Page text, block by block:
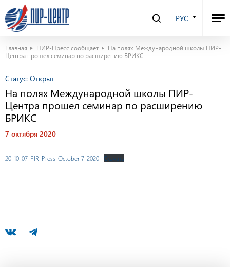
РУС
Главная ПИР-Пресс сообщает
На полях Международной школы ПИР-
Центра прошел семинар по расширению БРИКС
Статус: Открыт
На полях Международной школы ПИР-
Центра прошел семинар по расширению
БРИКС
7 октября 2020
20-10-07-PIR-Press-October-7-2020 Скачать